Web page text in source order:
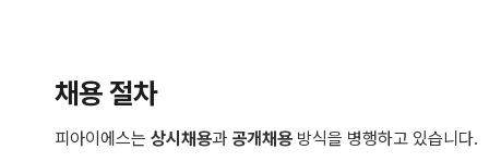
채용 절차
피아이에스는 상시채용과 공개채용 방식을 병행하고 있습니다.